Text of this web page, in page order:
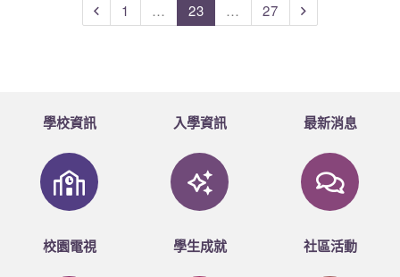
1 … 23 … 27
學校資訊 入學資訊 最新消息
校園電視 學生成就 社區活動